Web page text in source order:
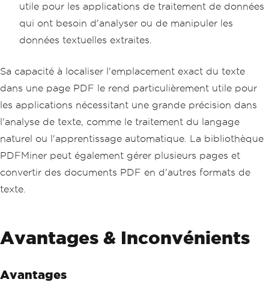
utile pour les applications de traitement de données
qui ont besoin d'analyser ou de manipuler les
données textuelles extraites.
Sa capacité à localiser l'emplacement exact du texte
dans une page PDF le rend particulièrement utile pour
les applications nécessitant une grande précision dans
l'analyse de texte, comme le traitement du langage
naturel ou l'apprentissage automatique. La bibliothèque
PDFMiner peut également gérer plusieurs pages et
convertir des documents PDF en d'autres formats de
texte.
Avantages & Inconvénients
Avantages